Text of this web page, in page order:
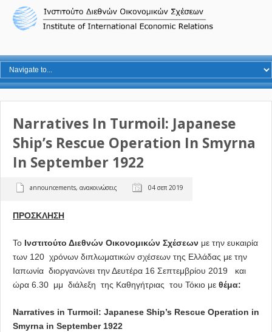
Narratives In Turmoil: Japanese
Ship’s Rescue Operation In Smyrna
In September 1922
announcements, ανακοινώσεις 04 σεπ 2019
ΠΡΟΣΚΛΗΣΗ
Το Ινστιτούτο Διεθνών Οικονομικών Σχέσεων με την ευκαιρία
των 120 χρόνων διπλωματικών σχέσεων της Ελλάδας με την
Ιαπωνία διοργανώνει την Δευτέρα 16 Σεπτεμβρίου 2019 και
ώρα 6.30 μμ διάλεξη της Καθηγήτριας του Τόκιο με θέμα:
Narratives in Turmoil: Japanese Ship’s Rescue Operation in
Smyrna in September 1922